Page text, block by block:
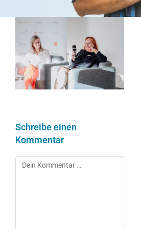
Schreibe einen
Kommentar
Kommentar